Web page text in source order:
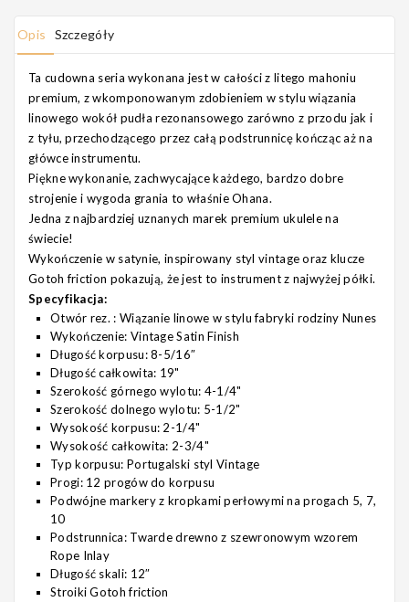
Usługi
Opis Szczegóły
Ta cudowna seria wykonana jest w całości z litego mahoniu
premium, z wkomponowanym zdobieniem w stylu wiązania
linowego wokół pudła rezonansowego zarówno z przodu jak i
z tyłu, przechodzącego przez całą podstrunnicę kończąc aż na
główce instrumentu.
Piękne wykonanie, zachwycające każdego, bardzo dobre
strojenie i wygoda grania to właśnie Ohana.
Jedna z najbardziej uznanych marek premium ukulele na
świecie!
Wykończenie w satynie, inspirowany styl vintage oraz klucze
Gotoh friction pokazują, że jest to instrument z najwyżej półki.
Specyfikacja:
Otwór rez. : Wiązanie linowe w stylu fabryki rodziny Nunes
Wykończenie: Vintage Satin Finish
Długość korpusu: 8-5/16″
Długość całkowita: 19"
Szerokość górnego wylotu: 4-1/4"
Szerokość dolnego wylotu: 5-1/2"
Wysokość korpusu: 2-1/4"
Wysokość całkowita: 2-3/4"
Typ korpusu: Portugalski styl Vintage
Progi: 12 progów do korpusu
Podwójne markery z kropkami perłowymi na progach 5, 7,
10
Podstrunnica: Twarde drewno z szewronowym wzorem
Rope Inlay
Długość skali: 12″
Stroiki Gotoh friction